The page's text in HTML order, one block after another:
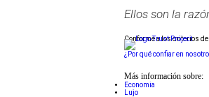
Ellos son la
Conforme a los criterios de
¿Por qué confiar en
Más información sobre:
Economia
Lujo